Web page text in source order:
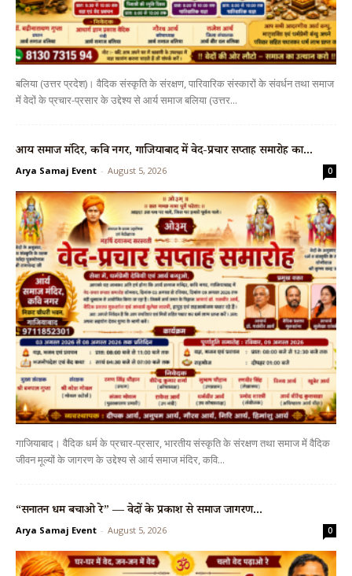
बलिया (उत्तर प्रदेश)। वैदिक संस्कृति के संरक्षण, पारिवारिक संस्कारों के संवर्धन तथा समाज
में वेदों के प्रचार-प्रसार के उद्देश्य से आर्य समाज बलिया (उत्तर...
आर्य समाज मंदिर, कवि नगर, गाजियाबाद में वेद-प्रचार सप्ताह समारोह का...
Arya Samaj Event - August 5, 2026 0
गाजियाबाद। वैदिक धर्म के प्रचार-प्रसार, भारतीय संस्कृति के संरक्षण तथा समाज में वैदिक
जीवन मूल्यों के जागरण के उद्देश्य से आर्य समाज मंदिर, कवि...
“सनातन धर्म बचाओ रे” — वेदों के प्रकाश से समाज जागरण...
Arya Samaj Event - August 5, 2026 0